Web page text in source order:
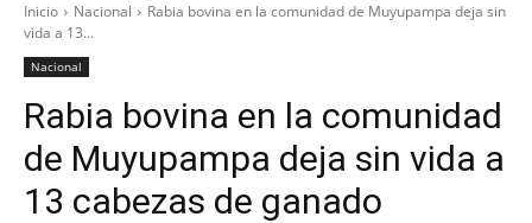
Inicio Nacional
Rabia bovina en la comunidad de Muyupampa deja sin
vida a 13...
Nacional
Rabia bovina en la comunidad
de Muyupampa deja sin vida a
13 cabezas de ganado